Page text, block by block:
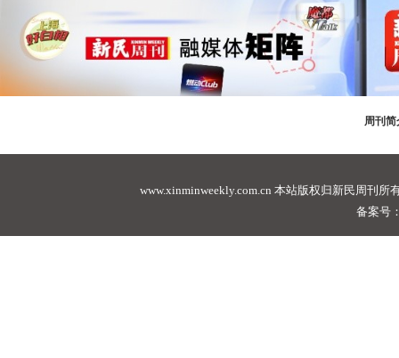
周刊简
www.xinminweekly.com.cn 本站版权归新民周刊所
备案号